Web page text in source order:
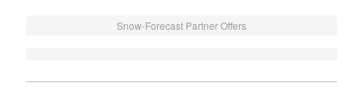
Snow-Forecast Partner Offers